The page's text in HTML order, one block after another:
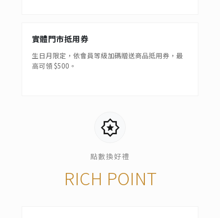
實體門市抵用券
生日月限定，依會員等級加碼贈送商品抵用券，最
高可領 $500。
award_star
點數換好禮
RICH POINT